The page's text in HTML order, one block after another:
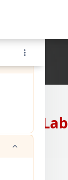
Redueix